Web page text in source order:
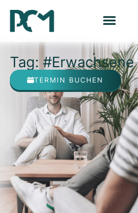
Tag: #Erwachsene
TERMIN BUCHEN